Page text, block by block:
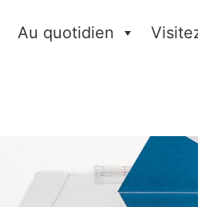
Au quotidien